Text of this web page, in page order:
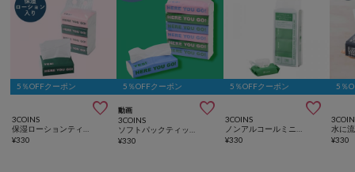
5％OFFクーポン

3COINS
¥330
5％OFFクーポン
動画 
3COINS
¥330
5％OFFクーポン

3COINS
¥330
5％
¥330